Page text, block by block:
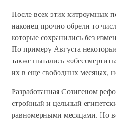
После всех этих хитроумных
наконец прочно обрели то
которые сохранились без
По примеру Августа
также пытались
их в еще свободных месяцах,
Разработанная Созигеном
стройный и цельный
равномерными месяцами. Но